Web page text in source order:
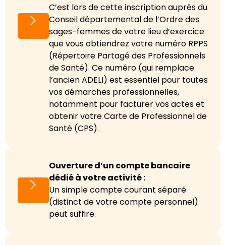
C’est lors de cette inscription auprès du
Conseil départemental de l’Ordre des
sages-femmes de votre lieu d’exercice
que vous obtiendrez votre numéro RPPS
(Répertoire Partagé des Professionnels
de Santé). Ce numéro (qui remplace
l’ancien ADELI) est essentiel pour toutes
vos démarches professionnelles,
notamment pour facturer vos actes et
obtenir votre Carte de Professionnel de
Santé (CPS).
Ouverture d’un compte bancaire
dédié à votre activité :
Un simple compte courant séparé
(distinct de votre compte personnel)
peut suffire.